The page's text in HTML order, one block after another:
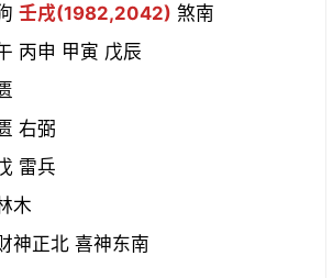
壬戌(1982,2042) 煞南
丙申 甲寅 戊辰
右弼
雷兵
木
神正北 喜神东南